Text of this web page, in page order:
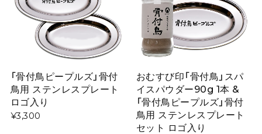
「骨付鳥ピープルズ」骨付
鳥用 ステンレスプレート
ロゴ入り
¥3,300
おむすび印「骨付鳥」スパ
イスパウダー90g 1本 &
「骨付鳥ピープルズ」骨付
鳥用 ステンレスプレート
セット ロゴ入り